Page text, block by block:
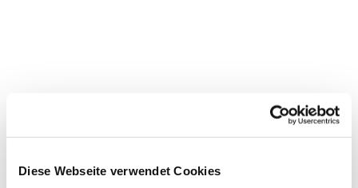
Diese Webseite verwendet Cookies